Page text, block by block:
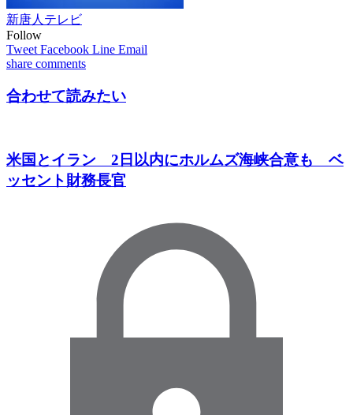
新唐人テレビ
Follow
Tweet Facebook Line Email
share comments
合わせて読みたい
米国とイラン 2日以内にホルムズ海峡合意も ベ
ッセント財務長官